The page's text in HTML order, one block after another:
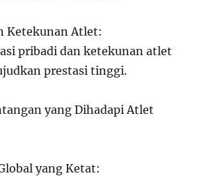
Ketekunan Atlet:
pribadi dan ketekunan atlet
prestasi tinggi.
yang Dihadapi Atlet
yang Ketat: